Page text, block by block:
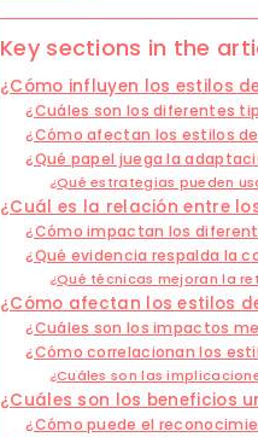
Key sections in the
¿Cómo influyen los estilos
¿Cuáles son los diferentes
¿Cómo afectan los estilos
¿Qué papel juega la
¿Qué estrategias pueden
¿Cuál es la relación entre
¿Cómo impactan los
¿Qué evidencia respalda la
¿Qué técnicas mejoran la
¿Cómo afectan los estilos
¿Cuáles son los impactos
¿Cómo correlacionan los
¿Cuáles son las
¿Cuáles son los beneficios
¿Cómo puede el